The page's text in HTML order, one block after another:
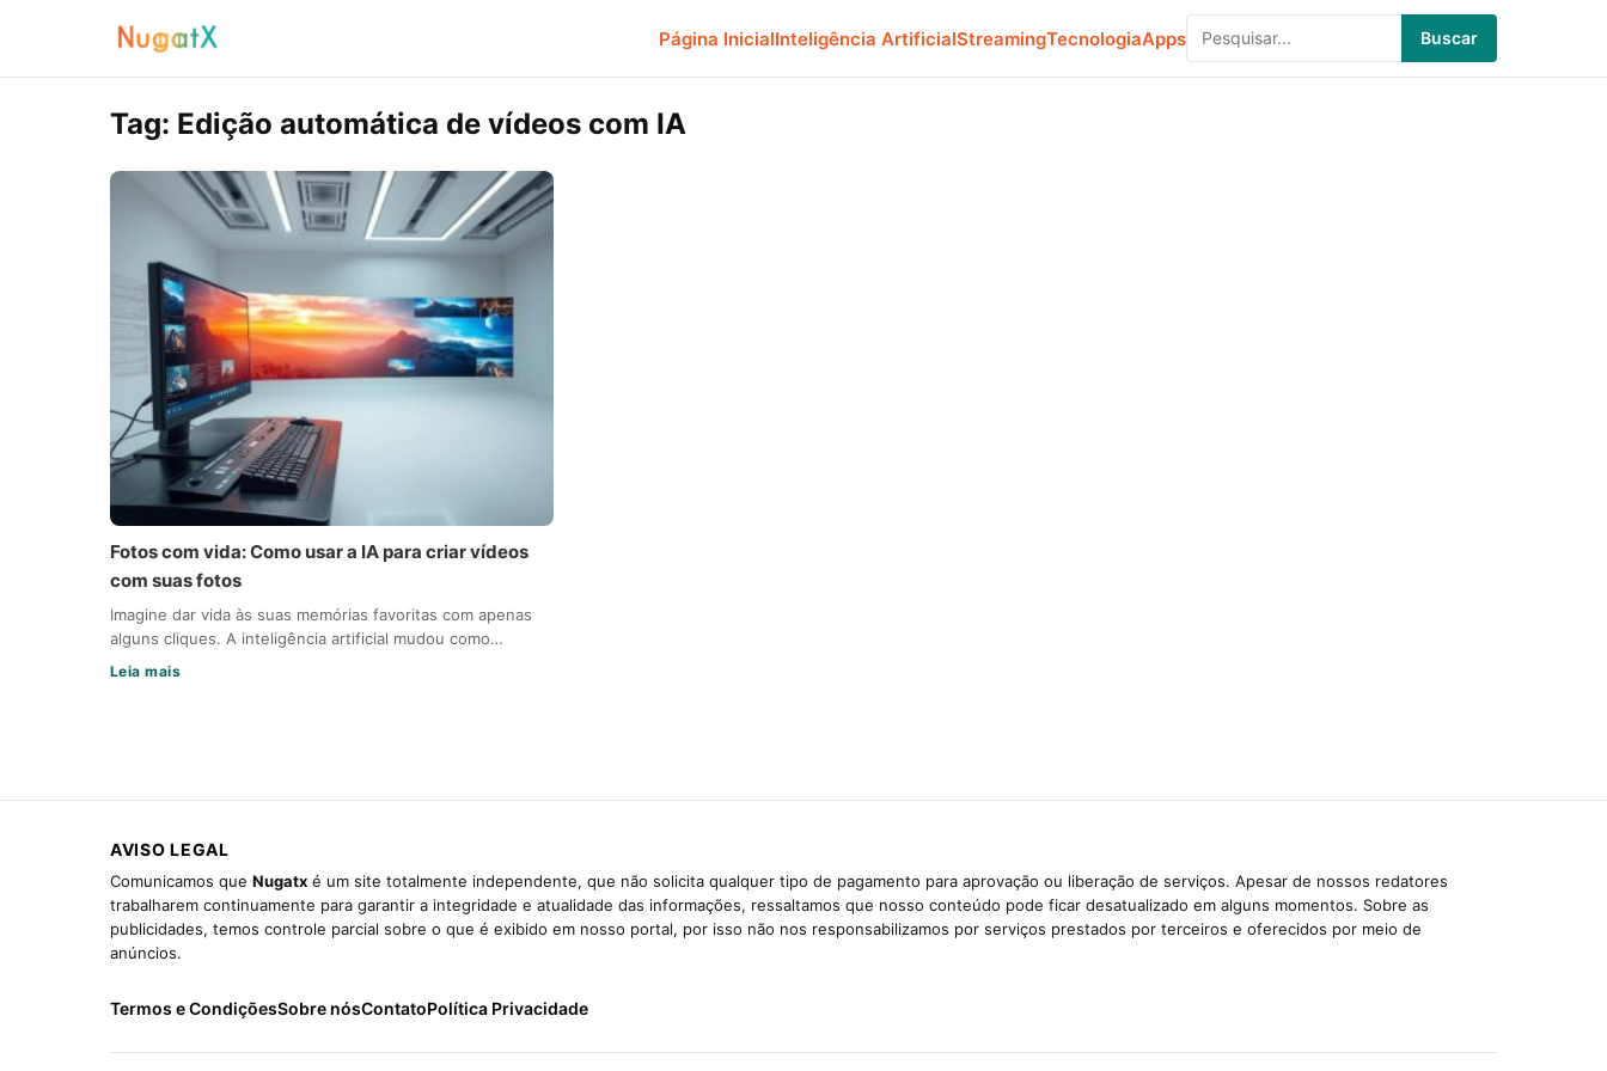
Página InicialInteligência ArtificialStreamingTecnologiaApps Buscar
Tag: Edição automática de vídeos com IA
Fotos com vida: Como usar a IA para criar vídeos
com suas fotos
Imagine dar vida às suas memórias favoritas com apenas
alguns cliques. A inteligência artificial mudou como…
Leia mais
AVISO LEGAL
Comunicamos que Nugatx é um site totalmente independente, que não solicita qualquer tipo de pagamento para aprovação ou liberação de serviços. Apesar de nossos redatores
trabalharem continuamente para garantir a integridade e atualidade das informações, ressaltamos que nosso conteúdo pode ficar desatualizado em alguns momentos. Sobre as
publicidades, temos controle parcial sobre o que é exibido em nosso portal, por isso não nos responsabilizamos por serviços prestados por terceiros e oferecidos por meio de
anúncios.
Termos e CondiçõesSobre nósContatoPolítica Privacidade